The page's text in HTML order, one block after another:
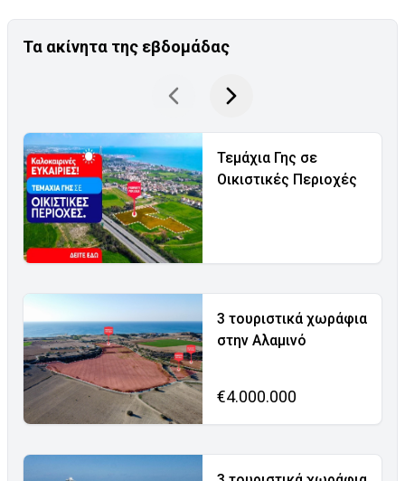
Τα ακίνητα της εβδομάδας
Τεμάχια Γης σε
Οικιστικές Περιοχές
3 τουριστικά χωράφια
στην Αλαμινό
€4.000.000